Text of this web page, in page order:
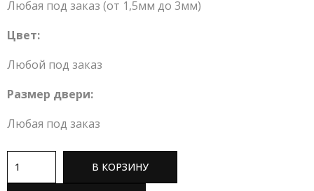
Любая под заказ (от 1,5мм до 3мм)
Цвет:
Любой под заказ
Размер двери:
Любая под заказ
В КОРЗИНУ